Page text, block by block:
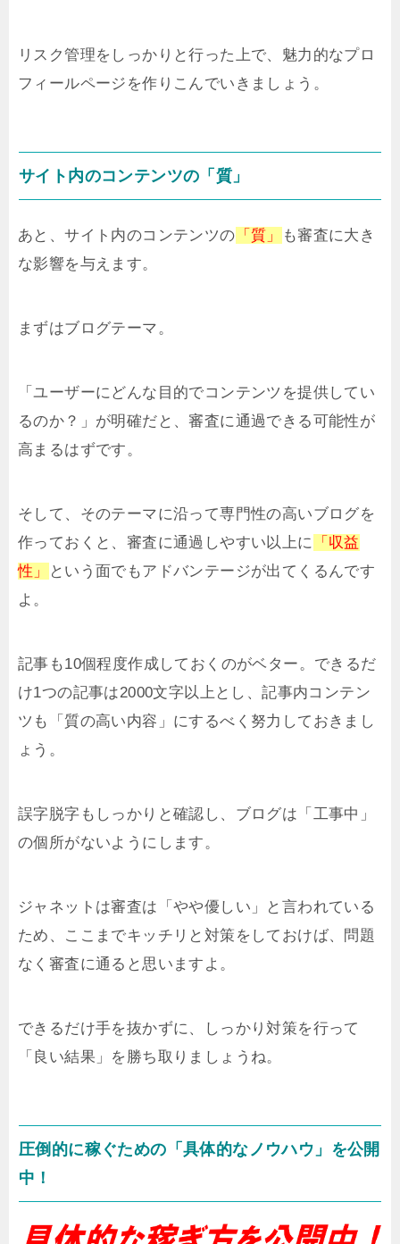
リスク管理をしっかりと行った上で、魅力的なプロ
フィールページを作りこんでいきましょう。
サイト内のコンテンツの「質」
あと、サイト内のコンテンツの 「質」
も審査に大き
な影響を与えます。
まずはブログテーマ。
「ユーザーにどんな目的でコンテンツを提供してい
るのか？」が明確だと、審査に通過できる可能性が
高まるはずです。
そして、そのテーマに沿って専門性の高いブログを
作っておくと、審査に通過しやすい以上に
「収益
性」
という面でもアドバンテージが出てくるんです
よ。
記事も10個程度作成しておくのがベター。できるだ
け1つの記事は2000文字以上とし、記事内コンテン
ツも「質の高い内容」にするべく努力しておきまし
ょう。
誤字脱字もしっかりと確認し、ブログは「工事中」
の個所がないようにします。
ジャネットは審査は「やや優しい」と言われている
ため、ここまでキッチリと対策をしておけば、問題
なく審査に通ると思いますよ。
できるだけ手を抜かずに、しっかり対策を行って
「良い結果」を勝ち取りましょうね。
圧倒的に稼ぐための「具体的なノウハウ」を公開
中！